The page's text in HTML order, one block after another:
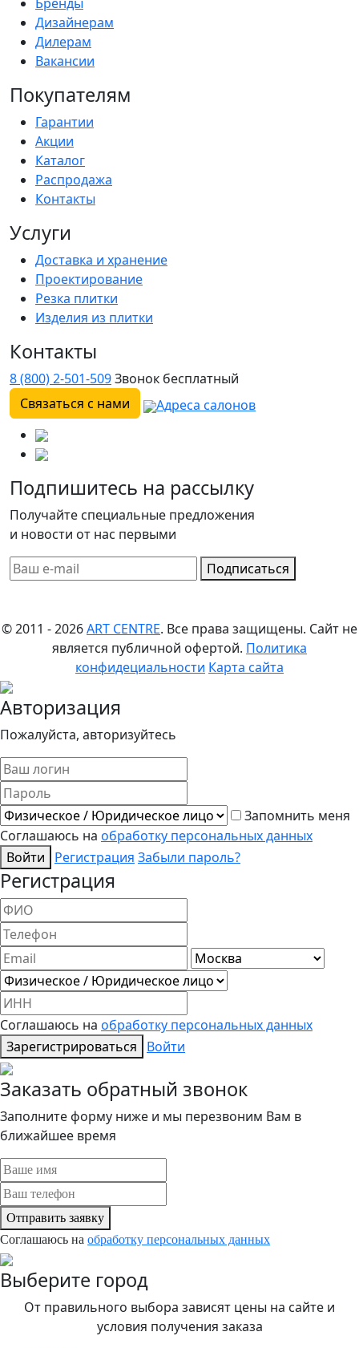
Дизайнерам
Дилерам
Вакансии
Покупателям
Гарантии
Акции
Каталог
Распродажа
Контакты
Услуги
Доставка и хранение
Проектирование
Резка плитки
Изделия из плитки
Контакты
8 (800) 2-501-509Звонок бесплатный
Связаться с нами
Адреса салонов
Подпишитесь на рассылку
Получайте специальные предложения
и новости от нас первыми
Подписаться
© 2011 - 2026ART CENTRE. Все права защищены. Сайт не
является публичной офертой. Политика
конфидециальности Карта сайта
Авторизация
Пожалуйста, авторизуйтесь
Запомнить меня
Соглашаюсь на обработку персональных данных
Войти
Регистрация Забыли пароль?
Регистрация
Соглашаюсь на обработку персональных данных
Зарегистрироваться
Войти
Заказать обратный звонок
Заполните форму ниже и мы перезвоним Вам в
ближайшее время
Отправить заявку
Соглашаюсь на обработку персональных данных
Выберите город
От правильного выбора зависят цены на сайте и
условия получения заказа